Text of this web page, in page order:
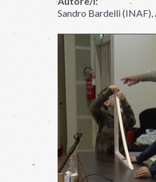
Sandro Bardelli (INAF),